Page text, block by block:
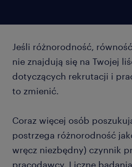
Jeśli różnorodność,
nie znajdują się na Twojej
dotyczących rekrutacji i
to zmienić.
Coraz więcej osób
postrzega różnorodność
wręcz niezbędny) czynnik
pracodawcy. Liczne